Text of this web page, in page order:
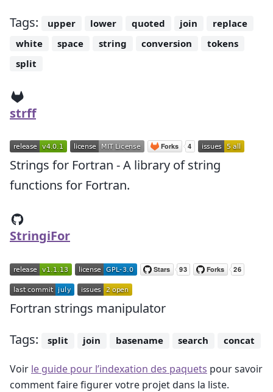
Tags:
upper lower quoted join
replace
white
space string conversion
tokens
split
strff
Strings for Fortran - A library of string
functions for Fortran.
StringiFor
Fortran strings manipulator
Tags:
split join basename search concat
Voir le guide pour l’indexation des paquets pour savoir
comment faire figurer votre projet dans la liste.